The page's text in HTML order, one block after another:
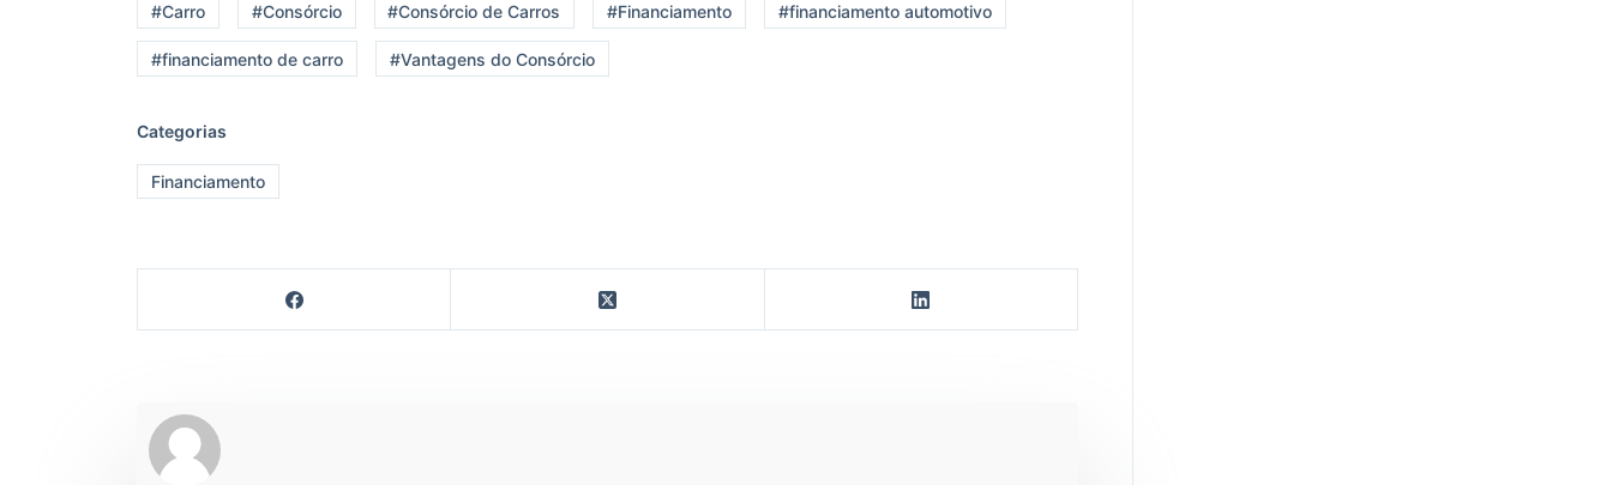
#Carro #Consórcio #Consórcio de Carros #Financiamento #financiamento automotivo
#financiamento de carro #Vantagens do Consórcio
Categorias
Financiamento